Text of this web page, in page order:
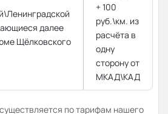
далее
Щёлковского
+ 100
руб.\км. из
расчёта в
одну
сторону от
МКАД\КАД
по тарифам нашего